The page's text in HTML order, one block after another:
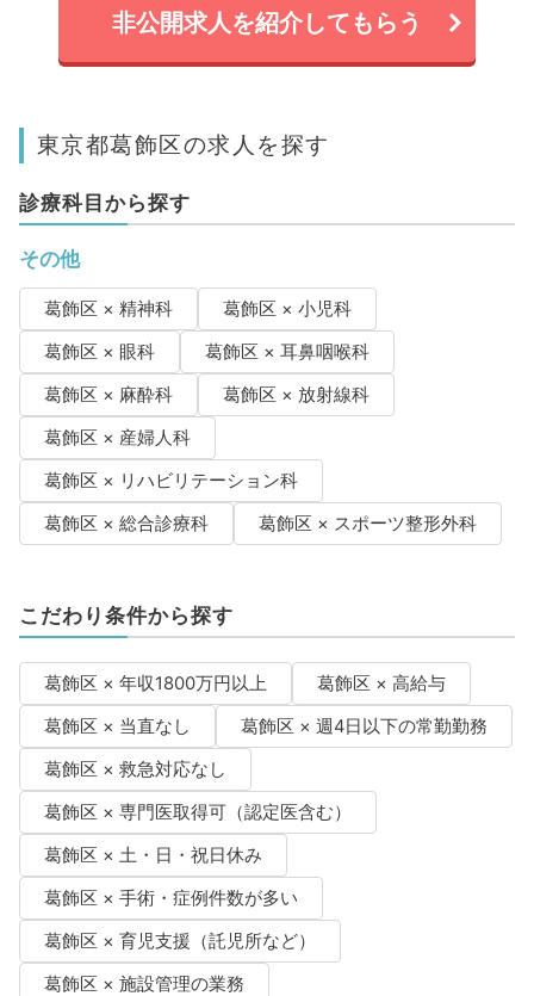
非公開求人を紹介してもらう
東京都葛飾区の求人を探す
診療科目から探す
その他
葛飾区 × 精神科
葛飾区 × 小児科
葛飾区 × 眼科
葛飾区 × 耳鼻咽喉科
葛飾区 × 麻酔科
葛飾区 × 放射線科
葛飾区 × 産婦人科
葛飾区 × リハビリテーション科
葛飾区 × 総合診療科
葛飾区 × スポーツ整形外科
こだわり条件から探す
葛飾区 × 年収1800万円以上
葛飾区 × 高給与
葛飾区 × 当直なし
葛飾区 × 週4日以下の常勤勤務
葛飾区 × 救急対応なし
葛飾区 × 専門医取得可（認定医含む）
葛飾区 × 土・日・祝日休み
葛飾区 × 手術・症例件数が多い
葛飾区 × 育児支援（託児所など）
葛飾区 × 施設管理の業務